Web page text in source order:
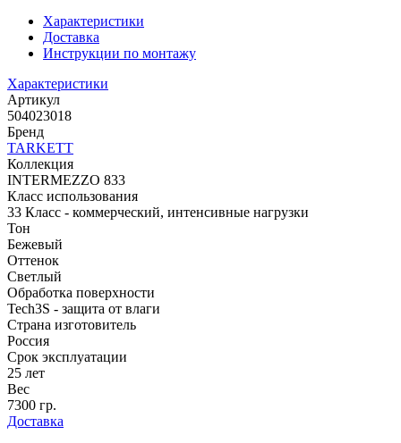
Характеристики
Доставка
Инструкции по монтажу
Характеристики
Артикул
504023018
Бренд
TARKETT
Коллекция
INTERMEZZO 833
Класс использования
33 Класс - коммерческий, интенсивные нагрузки
Тон
Бежевый
Оттенок
Светлый
Обработка поверхности
Tech3S - защита от влаги
Страна изготовитель
Россия
Срок эксплуатации
25 лет
Вес
7300 гр.
Доставка